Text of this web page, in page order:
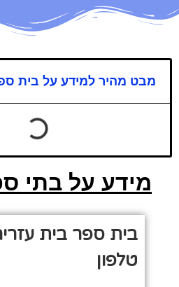
מבט מהיר למידע על בית
מידע על בתי
בית ספר בית
טלפון